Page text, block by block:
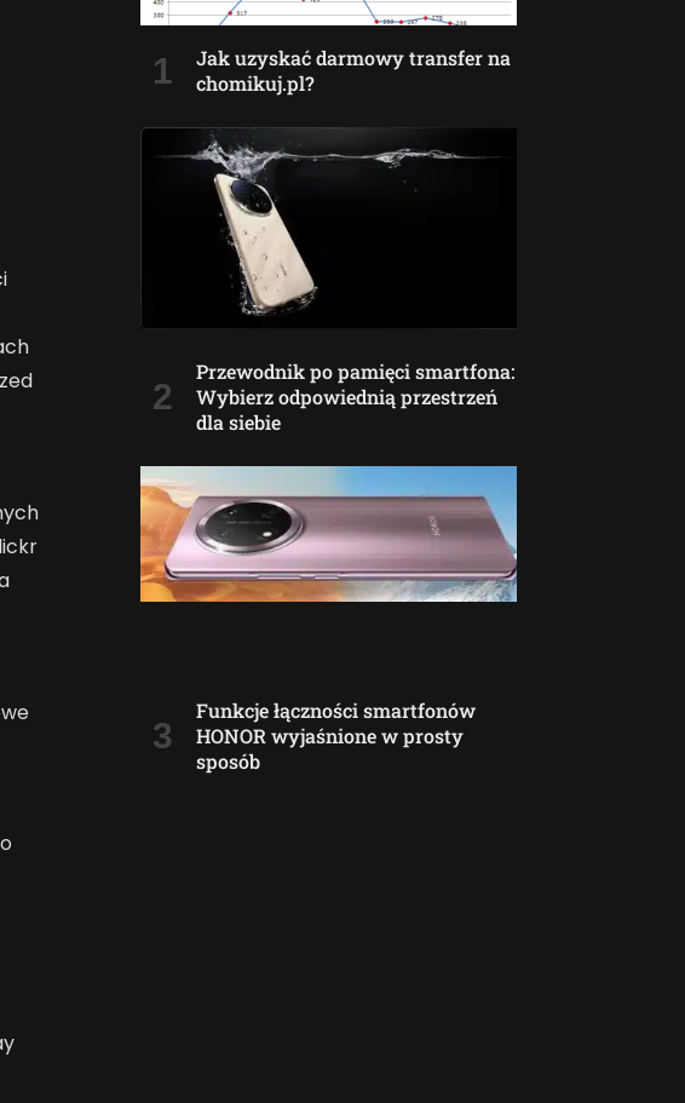
Jak uzyskać darmowy transfer na
chomikuj.pl?
Przewodnik po pamięci smartfona:
Wybierz odpowiednią przestrzeń
dla siebie
Funkcje łączności smartfonów
HONOR wyjaśnione w prosty
sposób